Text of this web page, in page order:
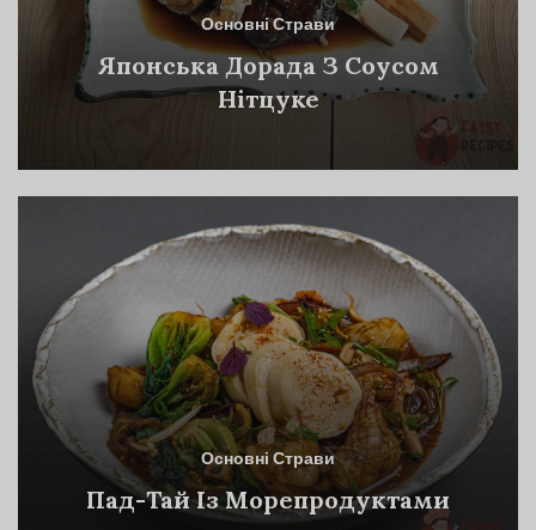
Основні Страви
Японська Дорада З Соусом
Нітцуке
Основні Страви
Пад-Тай Із Морепродуктами